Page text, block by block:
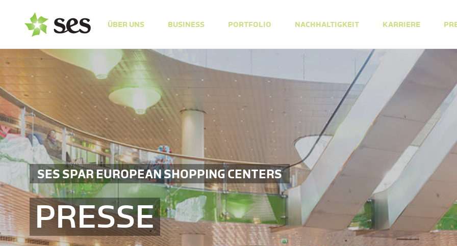
ÜBER UNS BUSINESS PORTFOLIO NACHHALTIGKEIT KARRIERE
SES SPAR EUROPEAN SHOPPING CENTERS
PRESSE